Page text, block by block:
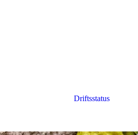
Driftsstatus